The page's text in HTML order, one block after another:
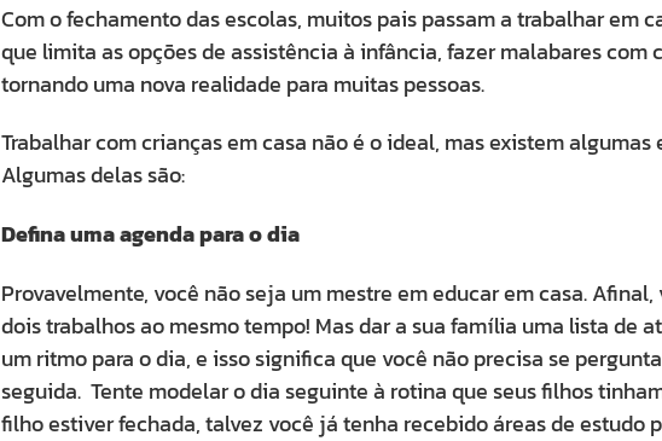
Com o fechamento das escolas, muitos pais passam a trabalhar em
que limita as opções de assistência à infância, fazer malabares com
tornando uma nova realidade para muitas pessoas.
Trabalhar com crianças em casa não é o ideal, mas existem
Algumas delas são:
Defina uma agenda para o dia
Provavelmente, você não seja um mestre em educar em casa.
dois trabalhos ao mesmo tempo! Mas dar a sua família uma lista de
um ritmo para o dia, e isso significa que você não precisa se
seguida. Tente modelar o dia seguinte à rotina que seus filhos
filho estiver fechada, talvez você já tenha recebido áreas de estudo